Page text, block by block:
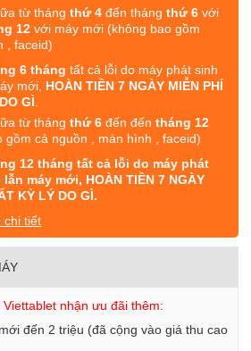
từ thángthứ 4 đến thángthứ 6 với
12 với máy mới (không bao gồm
, faceid)
6 tháng tất cả lỗi do máy phát sinh
mới, HOÀN TIỀN 7 NGÀY MIỄN PHÍ
GÌ
từ thángthứ 6 đến đếntháng 12
gồm cả nguồn , màn hình , faceid)
12 tháng tất cả lỗi do máy phát
máy mới, HOÀN TIỀN 7 NGÀY
KỲ LÝ DO GÌ.
chi tiết
nhận ưu đãi thêm:
đến 2 triệu (đã cộng vào giá thu cao